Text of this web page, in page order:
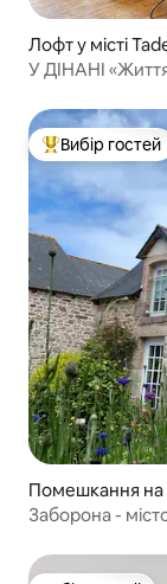
Лофт у місті
У ДІНАНІ
Топ вибір
Вибір гостей
Помешкання на
Заборона -